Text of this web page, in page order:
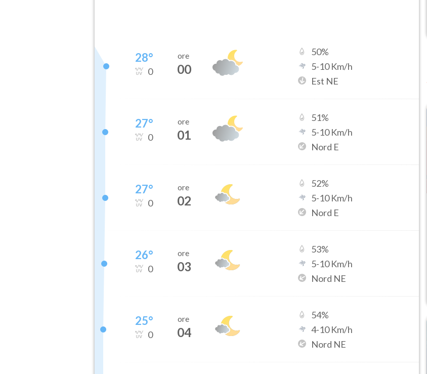
28°
0
ore
00
50%
5-10Km/h
Est NE
27°
0
ore
01
51%
5-10Km/h
Nord E
27°
0
ore
02
52%
5-10Km/h
Nord E
26°
0
ore
03
53%
5-10Km/h
Nord NE
25°
0
ore
04
54%
4-10Km/h
Nord NE